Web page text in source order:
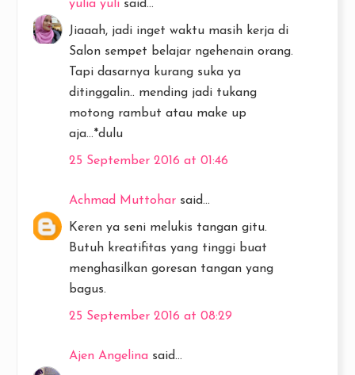
yulia yuli said...
Jiaaah, jadi inget waktu masih kerja di
Salon sempet belajar ngehenain orang.
Tapi dasarnya kurang suka ya
ditinggalin.. mending jadi tukang
motong rambut atau make up
aja...*dulu
25 September 2016 at 01:46
Achmad Muttohar said...
Keren ya seni melukis tangan gitu.
Butuh kreatifitas yang tinggi buat
menghasilkan goresan tangan yang
bagus.
25 September 2016 at 08:29
Ajen Angelina said...